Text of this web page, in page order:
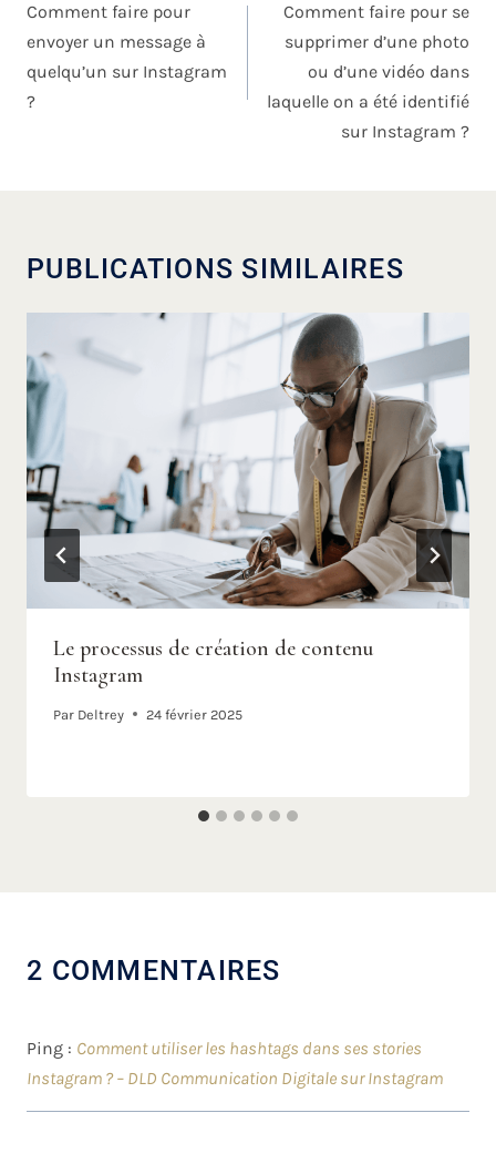
Comment faire pour
envoyer un message à
quelqu’un sur Instagram
?
Comment faire pour se
supprimer d’une photo
ou d’une vidéo dans
laquelle on a été identifié
sur Instagram ?
PUBLICATIONS SIMILAIRES
Le processus de création de contenu
Instagram
Par Deltrey 24 février 2025
2 COMMENTAIRES
Ping : Comment utiliser les hashtags dans ses stories
Instagram ? – DLD Communication Digitale sur Instagram